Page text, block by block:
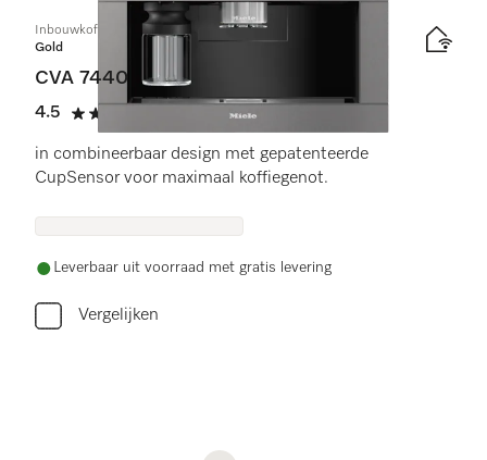
Inbouwkoffiemachine
Gold
CVA 7440
4.5
4.5 sterren op 5
(11 beoordelingen)
in combineerbaar design met gepatenteerde
CupSensor voor maximaal koffiegenot.
Leverbaar uit voorraad met gratis levering
Vergelijken